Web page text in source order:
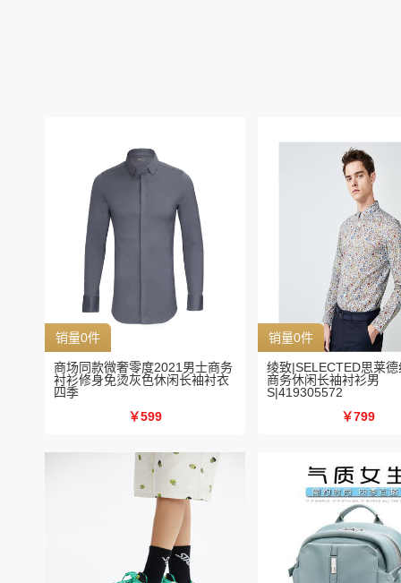
销量0件
商场同款微奢零度2021男士商务
衬衫修身免烫灰色休闲长袖衬衣
四季
￥599
销量0件
绫致|SELECTED思莱
商务休闲长袖衬衫男
S|419305572
￥799